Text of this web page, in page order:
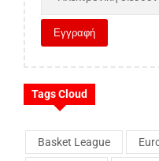
Tags Cloud
Basket League